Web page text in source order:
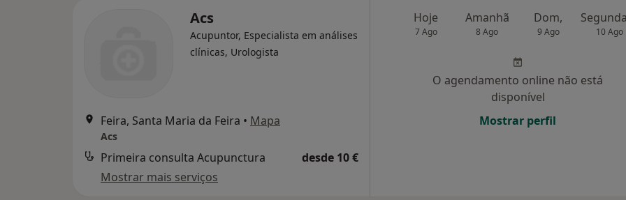
Acs
Acupuntor, Especialista em análises
clínicas, Urologista
Feira, Santa Maria da Feira • Mapa
Acs
Primeira consulta Acupunctura
desde 10 €
Mostrar mais serviços
Hoje
7 Ago
Amanhã
8 Ago
Dom,
9 Ago 10 Ago
O agendamento online não está
disponível
Mostrar perfil